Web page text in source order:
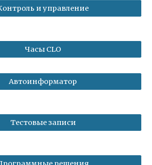
и управление
Часы CLO
Автоинформатор
Тестовые записи